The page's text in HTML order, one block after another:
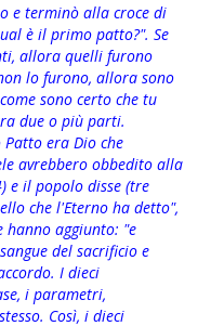
e terminò alla croce di
è il primo patto?". Se
allora quelli furono
lo furono, allora sono
sono certo che tu
due o più parti.
Patto era Dio che
avrebbero obbedito alla
e il popolo disse (tre
che l'Eterno ha detto",
hanno aggiunto: "e
del sacrificio e
I dieci
i parametri,
Così, i dieci